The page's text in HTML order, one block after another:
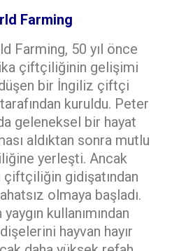
Farming
Farming, 50 yıl önce
çiftçiliğinin gelişimi
bir İngiliz çiftçi
kuruldu. Peter
geleneksel bir hayat
aldıktan sonra mutlu
yerleşti. Ancak
çiftçiliğin gidişatından
olmaya başladı.
kullanımından
hayvan hayır